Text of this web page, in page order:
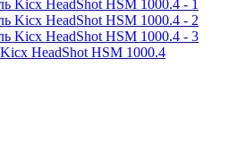
HeadShot HSM 1000.4